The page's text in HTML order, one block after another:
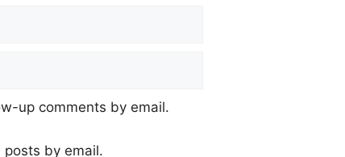
up comments by email.
by email.